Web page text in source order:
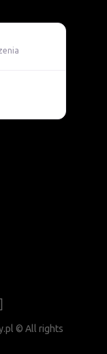
© All rights